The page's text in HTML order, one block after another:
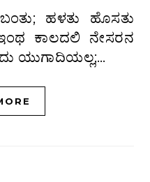
ಕಾಲದಲಿ ನೇಸರನ
ಯುಗಾದಿಯಲ್ಲ;…